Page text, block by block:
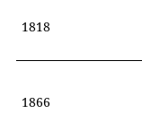
1818
1866